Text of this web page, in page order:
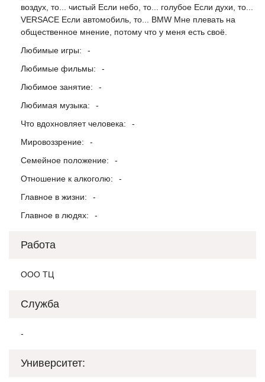
воздух, то... чистый Если небо, то... голубое Если духи, то...
VERSACE Если автомобиль, то... BMW Мне плевать на
общественное мнение, потому что у меня есть своё.
Любимые игры:
-
Любимые фильмы:
-
Любимое занятие:
-
Любимая музыка:
-
Что вдохновляет человека:
-
Мировоззрение:
-
Семейное положение:
-
Отношение к алкоголю:
-
Главное в жизни:
-
Главное в людях:
-
Работа
ООО ТЦ
Служба
-
Университет: